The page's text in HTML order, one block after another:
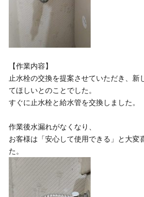
【作業内容】
止水栓の交換を提案させていただき、新
てほしいとのことでした。
すぐに止水栓と給水管を交換しました。
作業後水漏れがなくなり、
お客様は「安心して使用できる」と大変
た。